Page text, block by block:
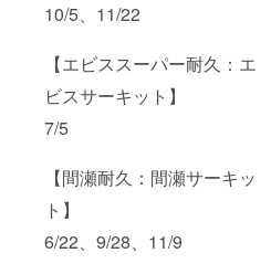
10/5、11/22
【エビススーパー耐久：エ
ビスサーキット】
7/5
【間瀬耐久：間瀬サーキッ
ト】
6/22、9/28、11/9